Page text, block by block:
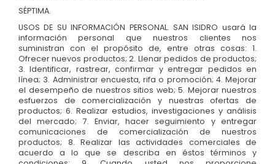
SÉPTIMA.
USOS DE SU INFORMACIÓN PERSONAL. SAN ISIDRO usará la
información personal que nuestros clientes nos
suministran con el propósito de, entre otras cosas: 1.
Ofrecer nuevos productos; 2. Llenar pedidos de productos;
3. Identificar, rastrear, confirmar y entregar pedidos en
línea; 3. Administrar encuesta, rifa o promoción; 4. Mejorar
el desempeño de nuestros sitios web; 5. Mejorar nuestros
esfuerzos de comercialización y nuestras ofertas de
productos; 6. Realizar estudios, investigaciones y análisis
del mercado; 7. Enviar, hacer seguimiento y entregar
comunicaciones de comercialización de nuestros
productos; 8. Realizar las actividades comerciales de
acuerdo a lo que se describa en éstos términos y